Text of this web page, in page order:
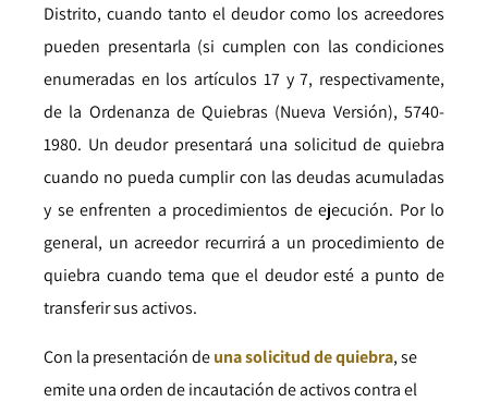
Distrito, cuando tanto el deudor como los acreedores
pueden presentarla (si cumplen con las condiciones
enumeradas en los artículos 17 y 7, respectivamente,
de la Ordenanza de Quiebras (Nueva Versión), 5740-
1980. Un deudor presentará una solicitud de quiebra
cuando no pueda cumplir con las deudas acumuladas
y se enfrenten a procedimientos de ejecución. Por lo
general, un acreedor recurrirá a un procedimiento de
quiebra cuando tema que el deudor esté a punto de
transferir sus activos.
Con la presentación deuna solicitud de quiebra, se
emite una orden de incautación de activos contra el